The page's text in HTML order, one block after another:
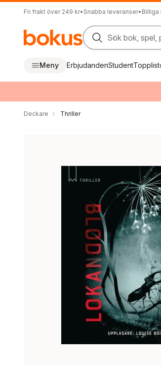
Fri frakt över 249 kr• Snabba leveranser•
Sök bok, spel,
Meny ErbjudandenStudent
Deckare Thriller